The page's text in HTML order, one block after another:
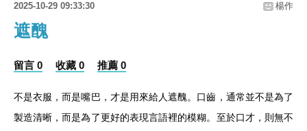
2025-10-29 09:33:30 楊作
遮醜
留言 0 收藏 0 推薦 0
不是衣服，而是嘴巴，才是用來給人遮醜。口齒，通常並不是為了
製造清晰，而是為了更好的表現言語裡的模糊。至於口才，則無不